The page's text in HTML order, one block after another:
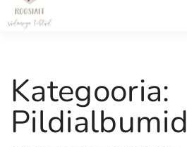
Kategooria:
Pildialbumid